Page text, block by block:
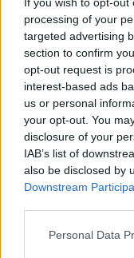
processing of your
targeted advertising
section to confirm
opt-out request is
interest-based ads
us or personal
your opt-out. You
disclosure of your
IAB’s list of
also be disclosed by
Downstream
Personal Data
Estas personas
corta y acabada
no con salida al
ello, aunque su
personas
del género
Si quieres saber
este artículo te lo
consiste